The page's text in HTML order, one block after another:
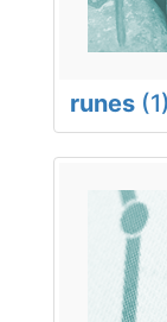
runes (1)